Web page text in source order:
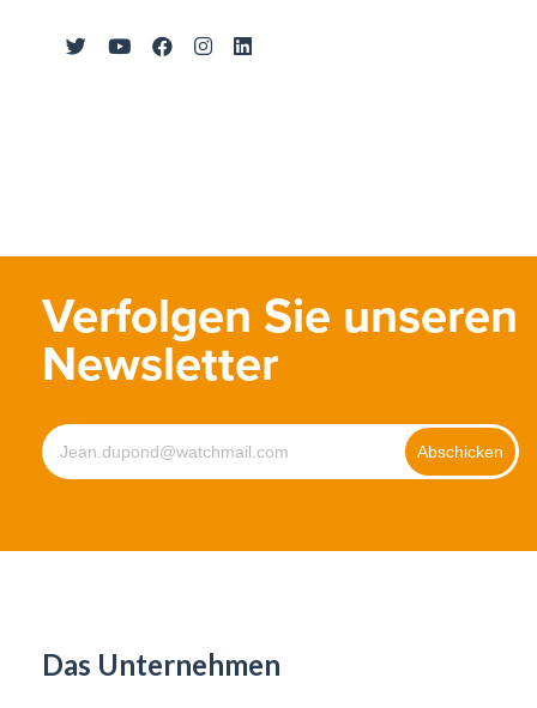
Verfolgen Sie unseren
Newsletter
Das Unternehmen